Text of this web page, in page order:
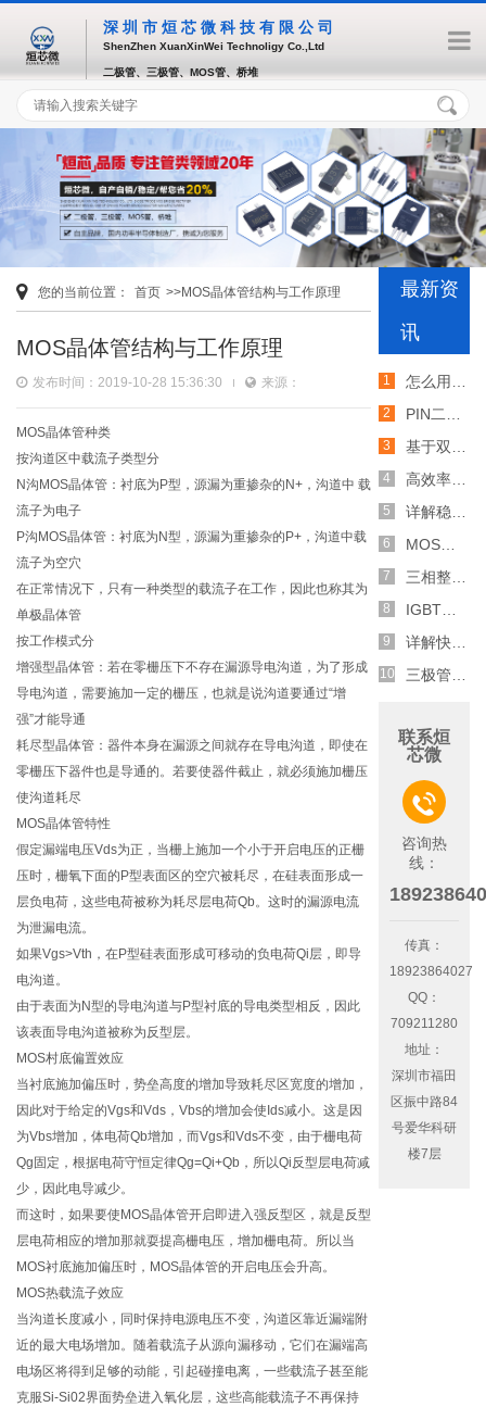
深圳市烜芯微科技有限公司
ShenZhen XuanXinWei Technoligy Co.,Ltd
二极管、三极管、MOS管、桥堆
您的当前位置： 首页 >>MOS晶体管结构与工作原理
MOS晶体管结构与工作原理
发布时间：2019-10-28 15:36:30 来源：
MOS晶体管种类
按沟道区中载流子类型分
N沟MOS晶体管：衬底为P型，源漏为重掺杂的N+，沟道中 载
流子为电子
P沟MOS晶体管：衬底为N型，源漏为重掺杂的P+，沟道中载
流子为空穴
在正常情况下，只有一种类型的载流子在工作，因此也称其为
单极晶体管
按工作模式分
增强型晶体管：若在零栅压下不存在漏源导电沟道，为了形成
导电沟道，需要施加一定的栅压，也就是说沟道要通过“增
强”才能导通
耗尽型晶体管：器件本身在漏源之间就存在导电沟道，即使在
零栅压下器件也是导通的。若要使器件截止，就必须施加栅压
使沟道耗尽
MOS晶体管特性
假定漏端电压Vds为正，当栅上施加一个小于开启电压的正栅
压时，栅氧下面的P型表面区的空穴被耗尽，在硅表面形成一
层负电荷，这些电荷被称为耗尽层电荷Qb。这时的漏源电流
为泄漏电流。
如果Vgs>Vth，在P型硅表面形成可移动的负电荷Qi层，即导
电沟道。
由于表面为N型的导电沟道与P型衬底的导电类型相反，因此
该表面导电沟道被称为反型层。
MOS村底偏置效应
当衬底施加偏压时，势垒高度的增加导致耗尽区宽度的增加，
因此对于给定的Vgs和Vds，Vbs的增加会使Ids减小。这是因
为Vbs增加，体电荷Qb增加，而Vgs和Vds不变，由于栅电荷
Qg固定，根据电荷守恒定律Qg=Qi+Qb，所以Qi反型层电荷减
少，因此电导减少。
而这时，如果要使MOS晶体管开启即进入强反型区，就是反型
层电荷相应的增加那就耍提高栅电压，增加栅电荷。所以当
MOS衬底施加偏压时，MOS晶体管的开启电压会升高。
MOS热载流子效应
当沟道长度减小，同时保持电源电压不变，沟道区靠近漏端附
近的最大电场增加。随着载流子从源向漏移动，它们在漏端高
电场区将得到足够的动能，引起碰撞电离，一些载流子甚至能
克服Si-Si02界面势垒进入氧化层，这些高能载流子不再保持
最新资
讯
怎么用TVS二极管提高电路的抗突波能力
PIN二极管的电导调制机制和应用介绍
基于双MOS管的防反灌电路工作原理介绍
高效率整流二极管的特性和应用介绍
详解稳压二极管的关键特性和应用原理
MOS管选型关键因素分析,怎么选择合适的参数
三相整流电路分析,半波整流与全波整流的工作原理
IGBT三相全桥整流电路工作原理介绍
详解快恢复二极管,结构,特性和应用介绍
三极管和MOS管组合式开关电路分析
联系烜
芯微

咨询热
线：
传真：
18923864027
QQ：
709211280
地址：
深圳市福田
区振中路84
号爱华科研
楼7层